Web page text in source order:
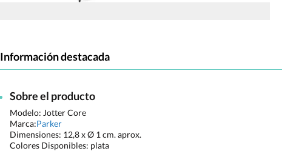
Información destacada
Sobre el producto
Modelo: Jotter Core
Marca:Parker
Dimensiones: 12,8 x Ø 1 cm. aprox.
Colores Disponibles: plata